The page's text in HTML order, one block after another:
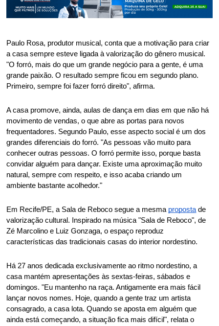
Paulo Rosa, produtor musical, conta que a motivação para criar
a casa sempre esteve ligada à valorização do gênero musical.
"O forró, mais do que um grande negócio para a gente, é uma
grande paixão. O resultado sempre ficou em segundo plano.
Primeiro, sempre foi fazer forró direito", afirma.
A casa promove, ainda, aulas de dança em dias em que não há
movimento de vendas, o que abre as portas para novos
frequentadores. Segundo Paulo, esse aspecto social é um dos
grandes diferenciais do forró. "As pessoas vão muito para
conhecer outras pessoas. O forró permite isso, porque basta
convidar alguém para dançar. Existe uma aproximação muito
natural, sempre com respeito, e isso acaba criando um
ambiente bastante acolhedor."
Em Recife/PE, a Sala de Reboco segue a mesma proposta de
valorização cultural. Inspirado na música "Sala de Reboco", de
Zé Marcolino e Luiz Gonzaga, o espaço reproduz
características das tradicionais casas do interior nordestino.
Há 27 anos dedicada exclusivamente ao ritmo nordestino, a
casa mantém apresentações às sextas-feiras, sábados e
domingos. "Eu mantenho na raça. Antigamente era mais fácil
lançar novos nomes. Hoje, quando a gente traz um artista
consagrado, a casa lota. Quando se aposta em alguém que
ainda está começando, a situação fica mais difícil", relata o